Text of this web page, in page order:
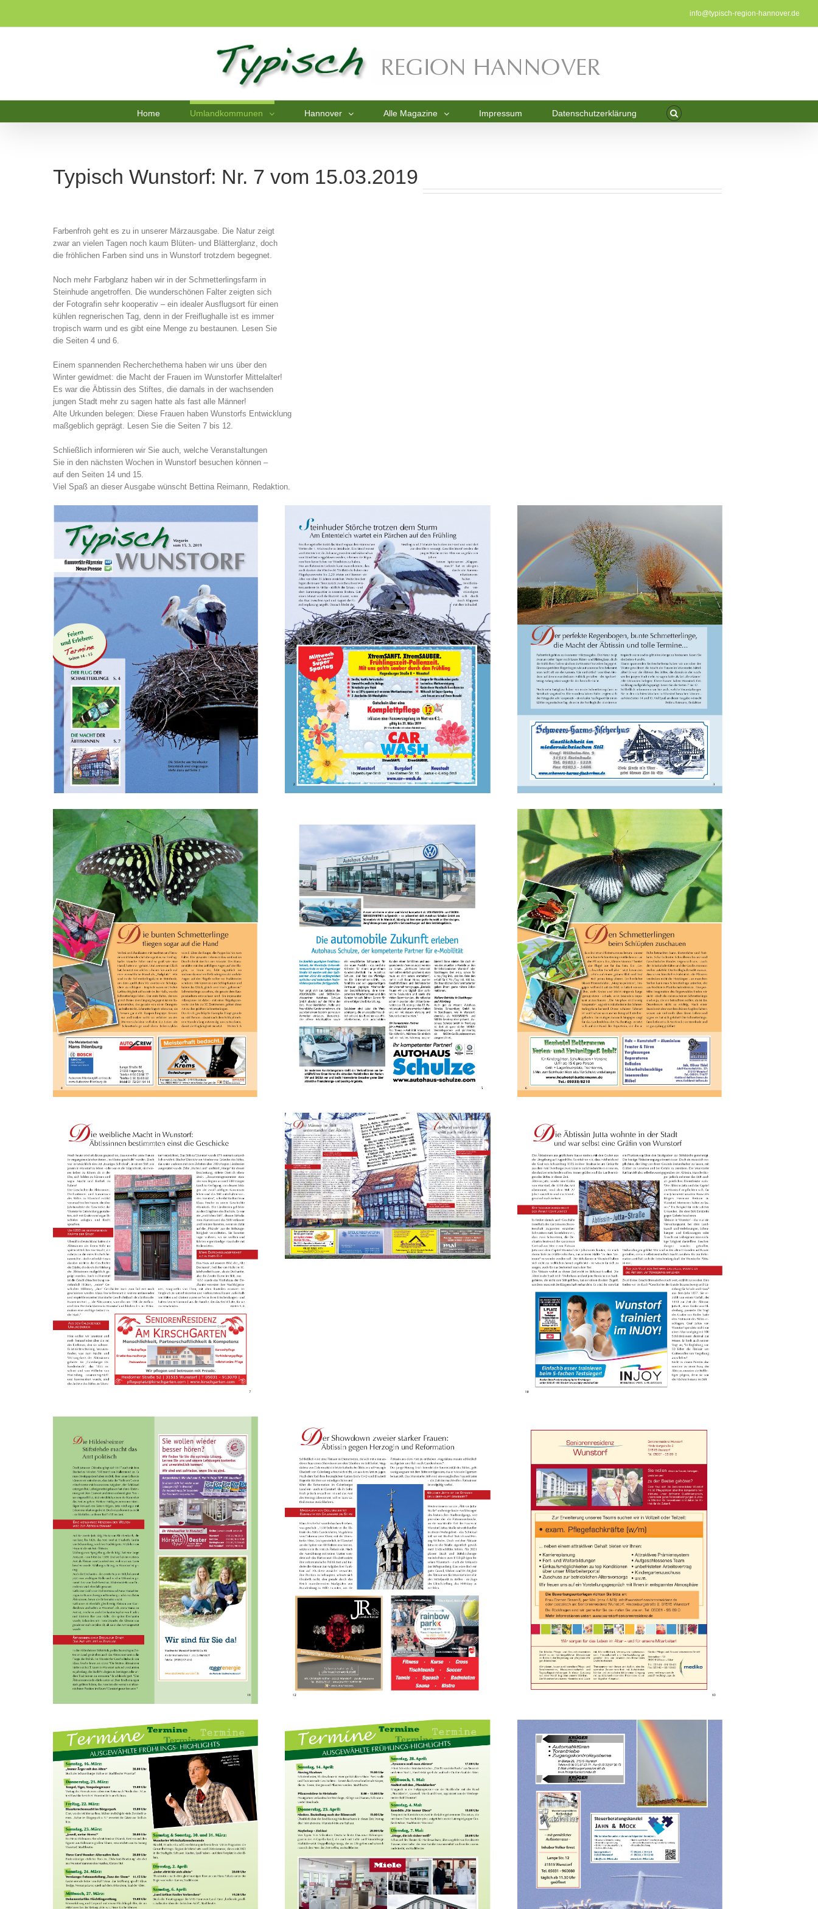
info@typisch-region-hannover.de
Home Umlandkommunen Hannover Alle Magazine Impressum Datenschutzerklärung
Typisch Wunstorf: Nr. 7 vom 15.03.2019
Farbenfroh geht es zu in unserer Märzausgabe. Die Natur zeigt
zwar an vielen Tagen noch kaum Blüten- und Blätterglanz, doch
die fröhlichen Farben sind uns in Wunstorf trotzdem begegnet.
Noch mehr Farbglanz haben wir in der Schmetterlingsfarm in
Steinhude angetroffen. Die wunderschönen Falter zeigten sich
der Fotografin sehr kooperativ – ein idealer Ausflugsort für einen
kühlen regnerischen Tag, denn in der Freiflughalle ist es immer
tropisch warm und es gibt eine Menge zu bestaunen. Lesen Sie
die Seiten 4 und 6.
Einem spannenden Recherchethema haben wir uns über den
Winter gewidmet: die Macht der Frauen im Wunstorfer Mittelalter!
Es war die Äbtissin des Stiftes, die damals in der wachsenden
jungen Stadt mehr zu sagen hatte als fast alle Männer!
Alte Urkunden belegen: Diese Frauen haben Wunstorfs Entwicklung
maßgeblich geprägt. Lesen Sie die Seiten 7 bis 12.
Schließlich informieren wir Sie auch, welche Veranstaltungen
Sie in den nächsten Wochen in Wunstorf besuchen können –
auf den Seiten 14 und 15.
Viel Spaß an dieser Ausgabe wünscht Bettina Reimann, Redaktion.